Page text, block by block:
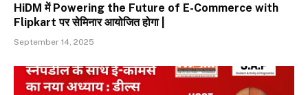
HiDM में Powering the Future of E-Commerce with
Flipkart पर सेमिनार आयोजित होगा |
September 14, 2025